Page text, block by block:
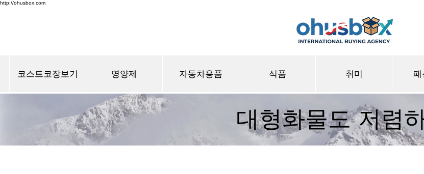
http://ohusbox.com
코스트코장보기 영양제 자동차용품 식품 취미 패
대형화물도 저렴